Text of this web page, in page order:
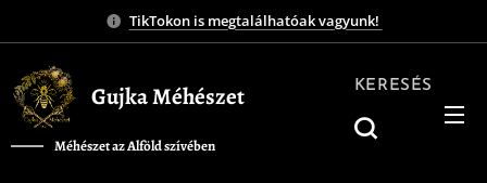
TikTokon is megtalálhatóak vagyunk!
Gujka Méhészet
Méhészet az Alföld szívében
KERESÉS